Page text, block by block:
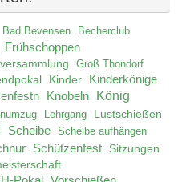
Bad Bevensen
Becherclub
Frühschoppen
Groß Thondorf
Kinder Kinderkönige
Knobeln
König
Lehrgang
Lustschießen
Scheibe Scheibe aufhängen
Schützenfest Sitzungen